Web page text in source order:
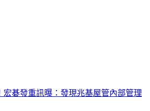
外媒曝：客戶不敢得罪台積電